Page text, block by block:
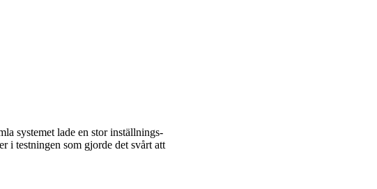
systemet lade en stor inställnings-
i testningen som gjorde det svårt att